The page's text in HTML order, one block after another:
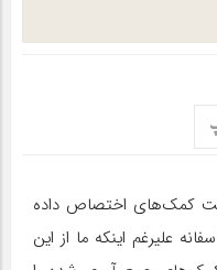
کمک‌های اختصاص داده
علیرغم اینکه ما از این